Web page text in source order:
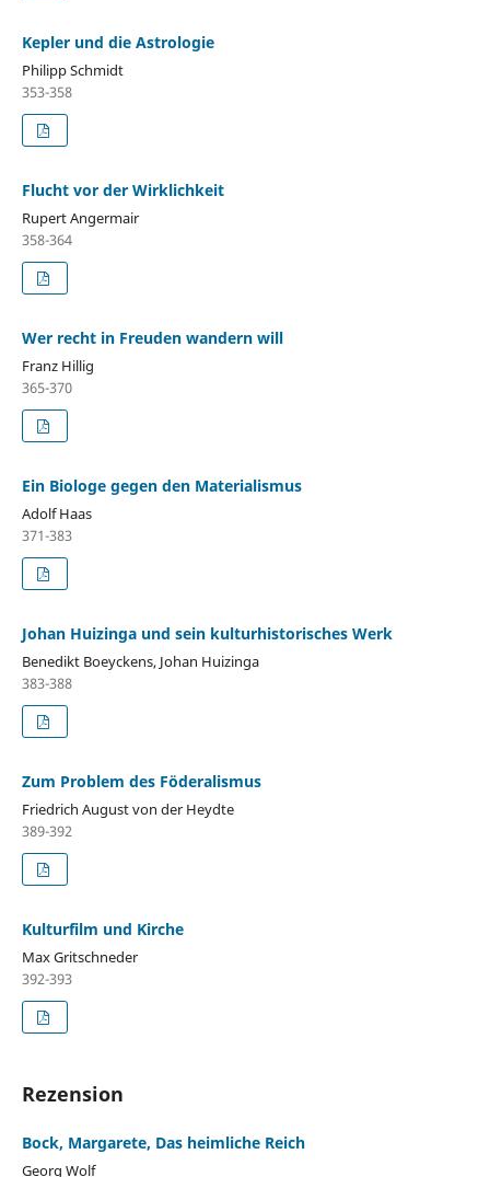
Kepler und die Astrologie
Philipp Schmidt
353-358
Flucht vor der Wirklichkeit
Rupert Angermair
358-364
Wer recht in Freuden wandern will
Franz Hillig
365-370
Ein Biologe gegen den Materialismus
Adolf Haas
371-383
Johan Huizinga und sein kulturhistorisches Werk
Benedikt Boeyckens, Johan Huizinga
383-388
Zum Problem des Föderalismus
Friedrich August von der Heydte
389-392
Kulturfilm und Kirche
Max Gritschneder
392-393
Rezension
Bock, Margarete, Das heimliche Reich
Georg Wolf